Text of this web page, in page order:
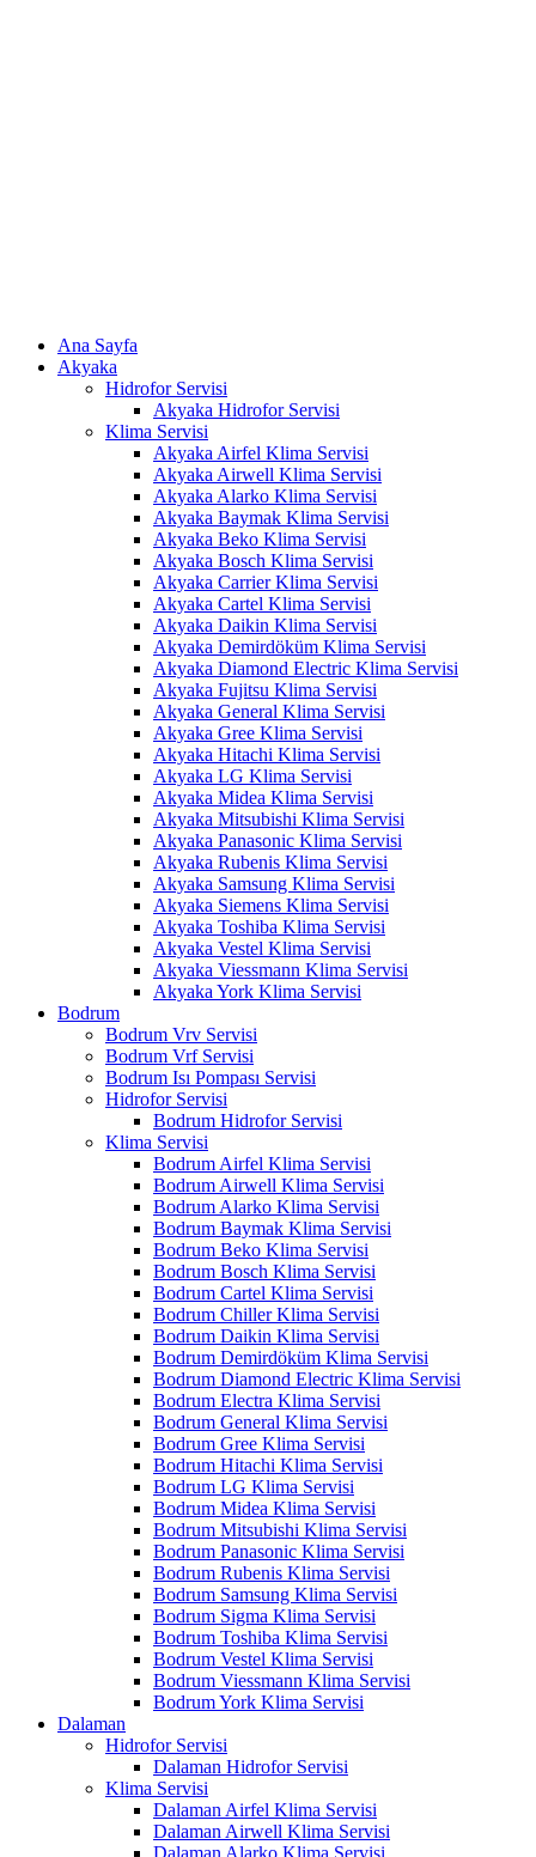
Ana Sayfa
Akyaka
Hidrofor Servisi
Akyaka Hidrofor Servisi
Klima Servisi
Akyaka Airfel Klima Servisi
Akyaka Airwell Klima Servisi
Akyaka Alarko Klima Servisi
Akyaka Baymak Klima Servisi
Akyaka Beko Klima Servisi
Akyaka Bosch Klima Servisi
Akyaka Carrier Klima Servisi
Akyaka Cartel Klima Servisi
Akyaka Daikin Klima Servisi
Akyaka Demirdöküm Klima Servisi
Akyaka Diamond Electric Klima Servisi
Akyaka Fujitsu Klima Servisi
Akyaka General Klima Servisi
Akyaka Gree Klima Servisi
Akyaka Hitachi Klima Servisi
Akyaka LG Klima Servisi
Akyaka Midea Klima Servisi
Akyaka Mitsubishi Klima Servisi
Akyaka Panasonic Klima Servisi
Akyaka Rubenis Klima Servisi
Akyaka Samsung Klima Servisi
Akyaka Siemens Klima Servisi
Akyaka Toshiba Klima Servisi
Akyaka Vestel Klima Servisi
Akyaka Viessmann Klima Servisi
Akyaka York Klima Servisi
Bodrum
Bodrum Vrv Servisi
Bodrum Vrf Servisi
Bodrum Isı Pompası Servisi
Hidrofor Servisi
Bodrum Hidrofor Servisi
Klima Servisi
Bodrum Airfel Klima Servisi
Bodrum Airwell Klima Servisi
Bodrum Alarko Klima Servisi
Bodrum Baymak Klima Servisi
Bodrum Beko Klima Servisi
Bodrum Bosch Klima Servisi
Bodrum Cartel Klima Servisi
Bodrum Chiller Klima Servisi
Bodrum Daikin Klima Servisi
Bodrum Demirdöküm Klima Servisi
Bodrum Diamond Electric Klima Servisi
Bodrum Electra Klima Servisi
Bodrum General Klima Servisi
Bodrum Gree Klima Servisi
Bodrum Hitachi Klima Servisi
Bodrum LG Klima Servisi
Bodrum Midea Klima Servisi
Bodrum Mitsubishi Klima Servisi
Bodrum Panasonic Klima Servisi
Bodrum Rubenis Klima Servisi
Bodrum Samsung Klima Servisi
Bodrum Sigma Klima Servisi
Bodrum Toshiba Klima Servisi
Bodrum Vestel Klima Servisi
Bodrum Viessmann Klima Servisi
Bodrum York Klima Servisi
Dalaman
Hidrofor Servisi
Dalaman Hidrofor Servisi
Klima Servisi
Dalaman Airfel Klima Servisi
Dalaman Airwell Klima Servisi
Dalaman Alarko Klima Servisi